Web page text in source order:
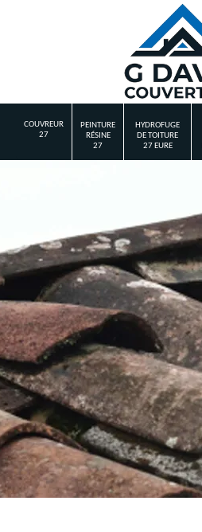
COUVREUR
27
PEINTURE
RÉSINE
27
HYDROFUGE
DE TOITURE
27 EURE